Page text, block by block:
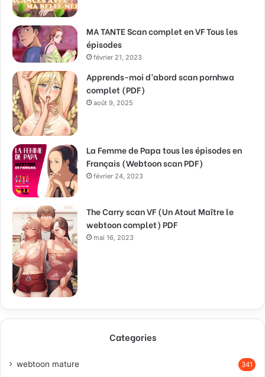
MA TANTE Scan complet en VF Tous les
épisodes
février 21, 2023
Apprends-moi d’abord scan pornhwa
complet (PDF)
août 9, 2025
La Femme de Papa tous les épisodes en
Français (Webtoon scan PDF)
février 24, 2023
The Carry scan VF (Un Atout Maître le
webtoon complet) PDF
mai 16, 2023
Categories
webtoon mature 341